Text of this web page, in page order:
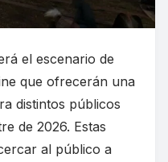
el escenario de
que ofrecerán una
distintos públicos
de 2026. Estas
al público a